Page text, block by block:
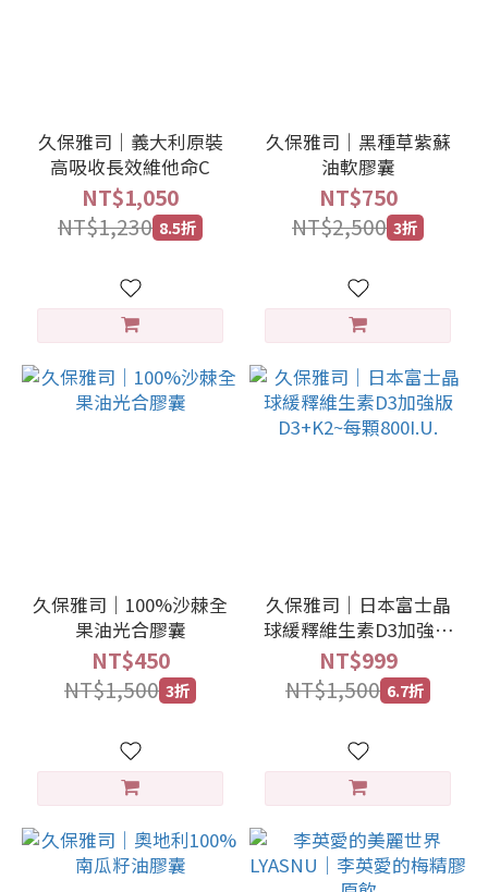
久保雅司｜義大利原裝
高吸收長效維他命C
NT$1,050
NT$1,230 8.5折
久保雅司｜黑種草紫蘇
油軟膠囊
NT$750
NT$2,500 3折
久保雅司｜100%沙棘全
果油光合膠囊
NT$450
NT$1,500 3折
久保雅司｜日本富士晶
球緩釋維生素D3加強版
D3+K2~每顆800I.U.
NT$999
NT$1,500 6.7折